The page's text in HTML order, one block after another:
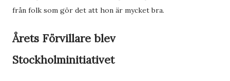
från folk som gör det att hon är mycket bra.
Årets Förvillare blev
Stockholminitiativet